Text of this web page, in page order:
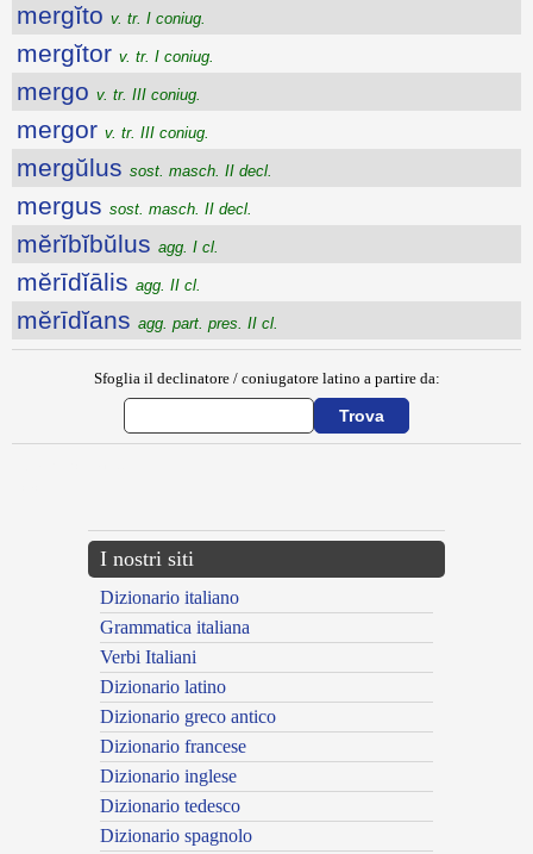
mergĭto v. tr. I coniug.
mergĭtor v. tr. I coniug.
mergo v. tr. III coniug.
mergor v. tr. III coniug.
mergŭlus sost. masch. II decl.
mergus sost. masch. II decl.
mĕrĭbĭbŭlus agg. I cl.
mĕrīdĭālis agg. II cl.
mĕrīdĭans agg. part. pres. II cl.
Sfoglia il declinatore / coniugatore latino a partire da:
I nostri siti
Dizionario italiano
Grammatica italiana
Verbi Italiani
Dizionario latino
Dizionario greco antico
Dizionario francese
Dizionario inglese
Dizionario tedesco
Dizionario spagnolo